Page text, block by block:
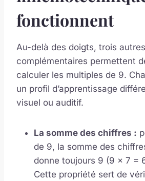
fonctionnent
Au-delà des doigts, trois
complémentaires permettent
calculer les multiples de 9.
un profil d’apprentissage
visuel ou auditif.
La somme des chiffres :
de 9, la somme des
donne toujours 9 (9 x 7 =
Cette propriété sert de